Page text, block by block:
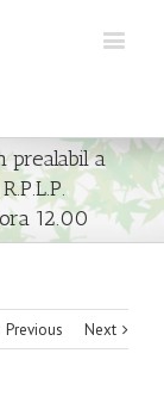
prealabil a
12.00
Previous Next